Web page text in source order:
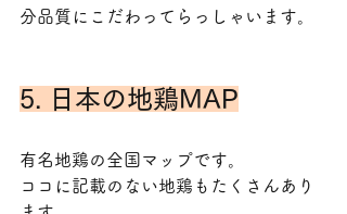
分品質にこだわってらっしゃいます。
5. 日本の地鶏MAP
有名地鶏の全国マップです。
ココに記載のない地鶏もたくさんあり